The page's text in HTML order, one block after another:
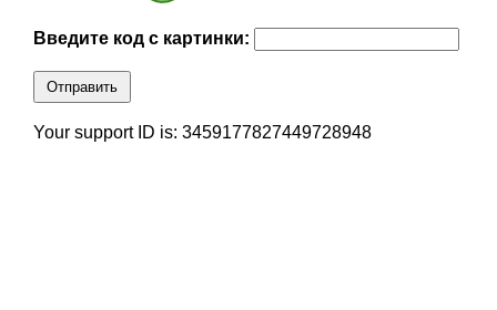
Введите код с картинки:
Отправить
Your support ID is: 3459177827449728948